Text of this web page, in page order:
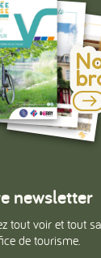
newsletter
tout voir et tout
de tourisme.